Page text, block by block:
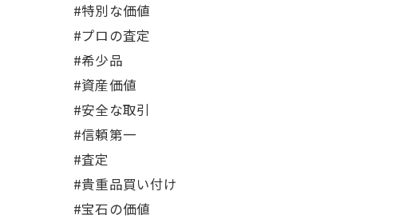
#特別な価値
#プロの査定
#希少品
#資産価値
#安全な取引
#信頼第一
#査定
#貴重品買い付け
#宝石の価値